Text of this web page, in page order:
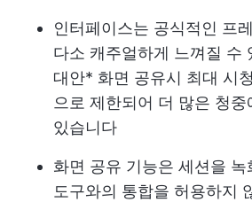
인터페이스는 공식적인 프
다소 캐주얼하게 느껴질 수
대안* 화면 공유시 최대 시
으로 제한되어 더 많은 청
있습니다
화면 공유 기능은 세션을
도구와의 통합을 허용하지